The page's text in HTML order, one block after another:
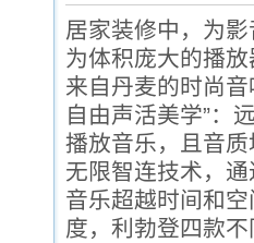
居家装修中，为
为体积庞大的播
来自丹麦的时尚
自由声活美学”：
播放音乐，且音
无限智连技术，
音乐超越时间和
度，利勃登四款